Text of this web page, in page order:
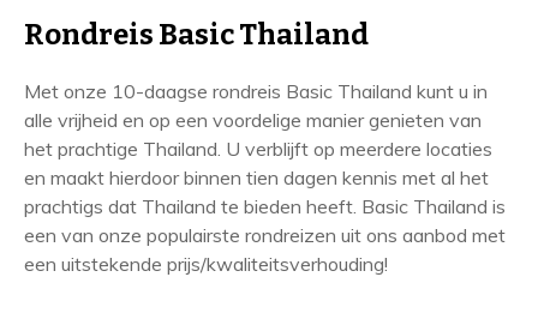
n
d
r
e
i
s
i
n
Rondreis Basic Thailand
Met onze 10-daagse rondreis Basic Thailand kunt u in
alle vrijheid en op een voordelige manier genieten van
het prachtige Thailand. U verblijft op meerdere locaties
en maakt hierdoor binnen tien dagen kennis met al het
prachtigs dat Thailand te bieden heeft. Basic Thailand is
een van onze populairste rondreizen uit ons aanbod met
een uitstekende prijs/kwaliteitsverhouding!